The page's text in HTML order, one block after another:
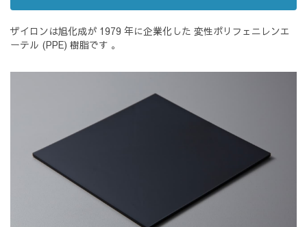
ザイロンは旭化成が 1979 年に企業化した 変性ポリフェニレンエ
ーテル (PPE) 樹脂です 。